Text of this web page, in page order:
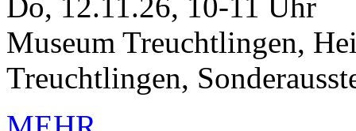
Museum Treuchtlingen,
Treuchtlingen,